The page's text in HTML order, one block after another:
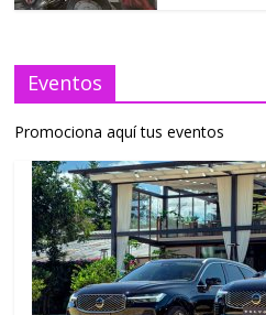
Eventos
Promociona aquí tus eventos